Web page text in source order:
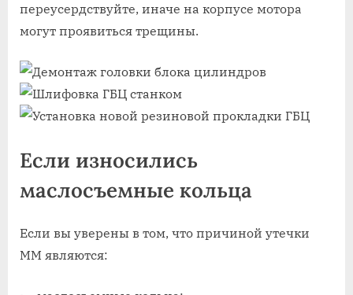
переусердствуйте, иначе на корпусе мотора
могут проявиться трещины.
Если износились
маслосъемные кольца
Если вы уверены в том, что причиной утечки
ММ являются: